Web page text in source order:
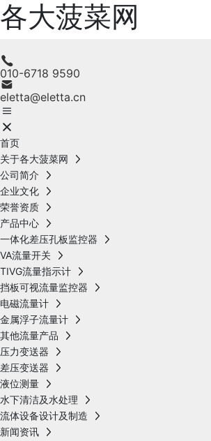
各大菠菜网
010-6718 9590
eletta@eletta.cn
首页
关于各大菠菜网
公司简介
企业文化
荣誉资质
产品中心
一体化差压孔板监控器
VA流量开关
TIVG流量指示计
挡板可视流量监控器
电磁流量计
金属浮子流量计
其他流量产品
压力变送器
差压变送器
液位测量
水下清洁及水处理
流体设备设计及制造
新闻资讯